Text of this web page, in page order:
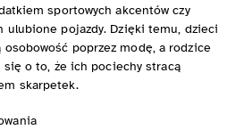
sportowych akcentów czy
ulubione pojazdy. Dzięki temu, dzieci
osobowość poprzez modę, a rodzice
o to, że ich pociechy stracą
skarpetek.